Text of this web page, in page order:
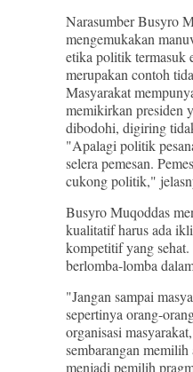
Narasumber Busyro
mengemukakan
etika politik termasuk
merupakan contoh
Masyarakat
memikirkan presiden
dibodohi, digiring
"Apalagi politik
selera pemesan.
cukong politik,"
Busyro Muqoddas
kualitatif harus ada
kompetitif yang
berlomba-lomba
"Jangan sampai
sepertinya orang-
organisasi
sembarangan
menjadi pemilih